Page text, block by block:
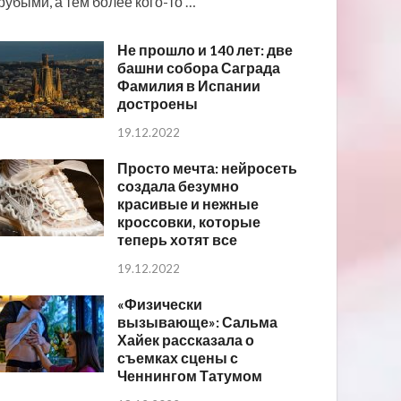
Не прошло и 140 лет: две
башни собора Саграда
Фамилия в Испании
достроены
19.12.2022
Просто мечта: нейросеть
создала безумно
красивые и нежные
кроссовки, которые
теперь хотят все
19.12.2022
«Физически
вызывающе»: Сальма
Хайек рассказала о
съемках сцены с
Ченнингом Татумом